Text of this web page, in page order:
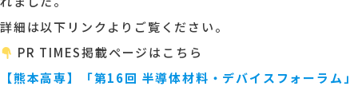
詳細は以下リンクよりご覧ください。
PR TIMES掲載ページはこちら
【熊本高専】「第16回 半導体材料・デバイスフォーラム」